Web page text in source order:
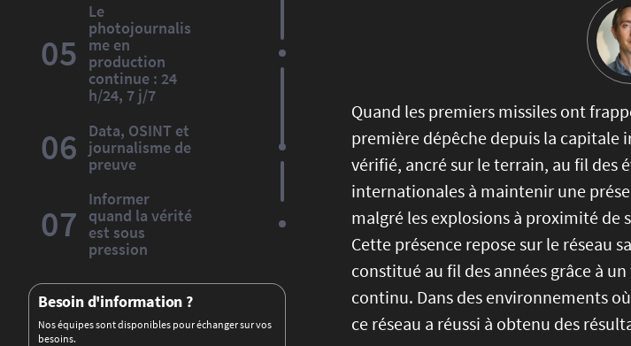
05
Le
photojournalis
me en
production
continue : 24
h/24, 7 j/7
06
Data, OSINT et
journalisme de
preuve
07
Informer
quand la vérité
est sous
pression
Besoin d'information ?
Nos équipes sont disponibles pour échanger sur vos
besoins.
Quand les premiers missiles ont
première dépêche depuis la
vérifié, ancré sur le terrain, au fil des
internationales à maintenir une
malgré les explosions à proximité de
Cette présence repose sur le réseau
constitué au fil des années grâce à
continu. Dans des environnements
ce réseau a réussi à obtenu des